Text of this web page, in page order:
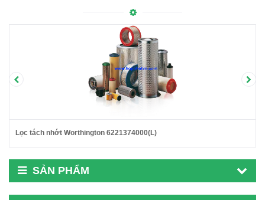
Lọc tách nhớt Worthington 6221374000(L)
SẢN PHẨM